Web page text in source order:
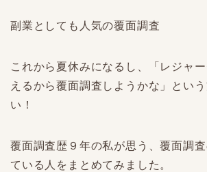
副業としても人気の覆面調査
これから夏休みになるし、「レジャ
えるから覆面調査しようかな」とい
い！
覆面調査歴９年の私が思う、覆面調
ている人をまとめてみました。